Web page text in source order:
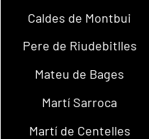
Caldes de Montbui
Pere de Riudebitlles
Mateu de Bages
Martí Sarroca
Martí de Centelles